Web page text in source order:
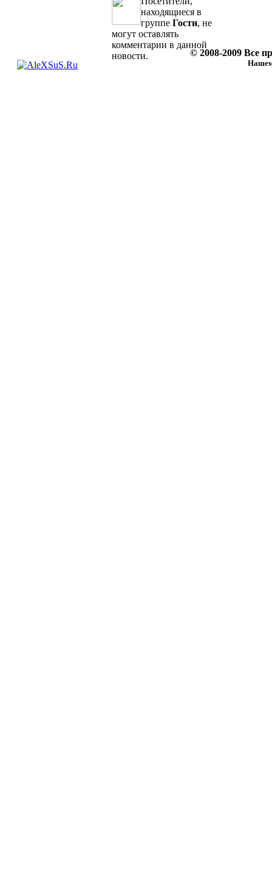
находящиеся в
группе Гости, не
могут оставлять
комментарии в данной
новости.
© 2008-2009 Все